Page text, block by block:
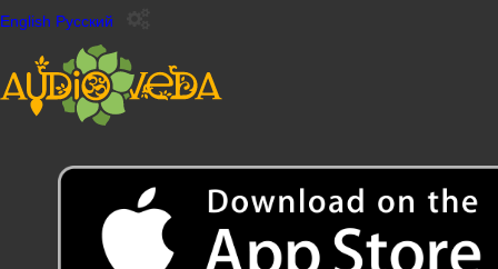
English Русский